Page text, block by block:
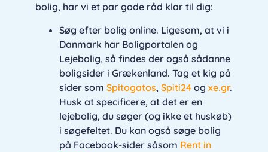
bolig, har vi et par gode råd klar til dig:
Søg efter bolig online. Ligesom, at vi i
Danmark har Boligportalen og
Lejebolig, så findes der også sådanne
boligsider i Grækenland. Tag et kig på
sider somSpitogatos,Spiti24 ogxe.gr.
Husk at specificere, at det er en
lejebolig, du søger (og ikke et huskøb)
i søgefeltet. Du kan også søge bolig
på Facebook-sider såsom Rent in